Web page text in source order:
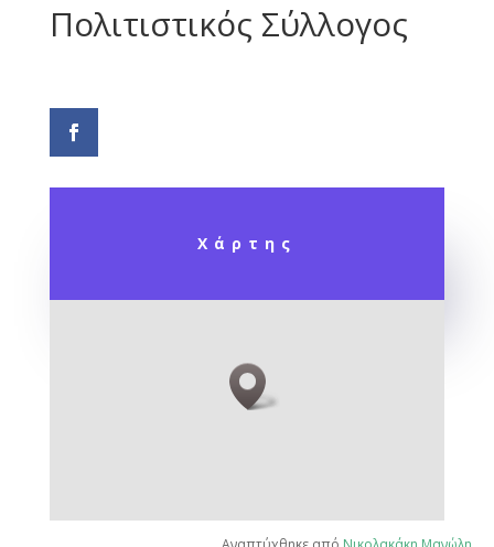
Πολιτιστικός Σύλλογος
Χάρτης